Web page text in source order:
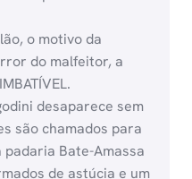
o motivo da
do malfeitor, a
desaparece sem
são chamados para
Bate-Amassa
de astúcia e um